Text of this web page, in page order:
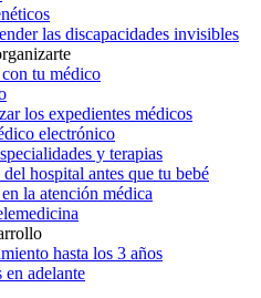
las discapacidades invisibles
tu médico
los expedientes médicos
electrónico
y terapias
hospital antes que tu bebé
la atención médica
hasta los 3 años
en adelante